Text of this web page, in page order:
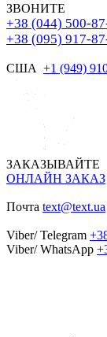
ЗВОНИТЕ
+38 (044) 500-
+38 (095) 917-
США +1 (949)
ЗАКАЗЫВАЙТЕ
ОНЛАЙН ЗАКАЗ
Почта text@text.ua
Viber/ Telegram
Viber/ WhatsApp